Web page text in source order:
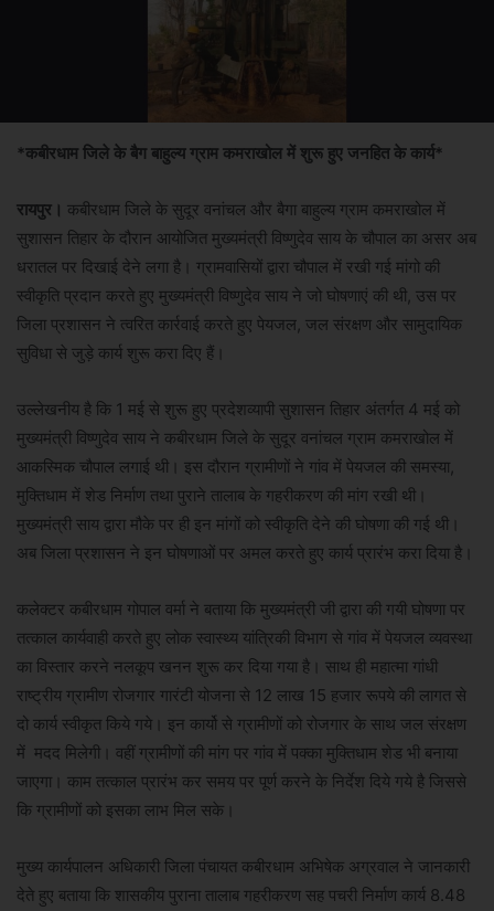
*कबीरधाम जिले के बैग बाहुल्य ग्राम कमराखोल में शुरू हुए जनहित के कार्य*
रायपुर। कबीरधाम जिले के सुदूर वनांचल और बैगा बाहुल्य ग्राम कमराखोल में
सुशासन तिहार के दौरान आयोजित मुख्यमंत्री विष्णुदेव साय के चौपाल का असर अब
धरातल पर दिखाई देने लगा है। ग्रामवासियों द्वारा चौपाल में रखी गई मांगो की
स्वीकृति प्रदान करते हुए मुख्यमंत्री विष्णुदेव साय ने जो घोषणाएं की थी, उस पर
जिला प्रशासन ने त्वरित कार्रवाई करते हुए पेयजल, जल संरक्षण और सामुदायिक
सुविधा से जुड़े कार्य शुरू करा दिए हैं।
उल्लेखनीय है कि 1 मई से शुरू हुए प्रदेशव्यापी सुशासन तिहार अंतर्गत 4 मई को
मुख्यमंत्री विष्णुदेव साय ने कबीरधाम जिले के सुदूर वनांचल ग्राम कमराखोल में
आकस्मिक चौपाल लगाई थी। इस दौरान ग्रामीणों ने गांव में पेयजल की समस्या,
मुक्तिधाम में शेड निर्माण तथा पुराने तालाब के गहरीकरण की मांग रखी थी।
मुख्यमंत्री साय द्वारा मौके पर ही इन मांगों को स्वीकृति देने की घोषणा की गई थी।
अब जिला प्रशासन ने इन घोषणाओं पर अमल करते हुए कार्य प्रारंभ करा दिया है।
कलेक्टर कबीरधाम गोपाल वर्मा ने बताया कि मुख्यमंत्री जी द्वारा की गयी घोषणा पर
तत्काल कार्यवाही करते हुए लोक स्वास्थ्य यांत्रिकी विभाग से गांव में पेयजल व्यवस्था
का विस्तार करने नलकूप खनन शुरू कर दिया गया है। साथ ही महात्मा गांधी
राष्ट्रीय ग्रामीण रोजगार गारंटी योजना से 12 लाख 15 हजार रूपये की लागत से
दो कार्य स्वीकृत किये गये। इन कार्यो से ग्रामीणों को रोजगार के साथ जल संरक्षण
में मदद मिलेगी। वहीं ग्रामीणों की मांग पर गांव में पक्का मुक्तिधाम शेड भी बनाया
जाएगा। काम तत्काल प्रारंभ कर समय पर पूर्ण करने के निर्देश दिये गये है जिससे
कि ग्रामीणों को इसका लाभ मिल सके।
मुख्य कार्यपालन अधिकारी जिला पंचायत कबीरधाम अभिषेक अग्रवाल ने जानकारी
देते हुए बताया कि शासकीय पुराना तालाब गहरीकरण सह पचरी निर्माण कार्य 8.48